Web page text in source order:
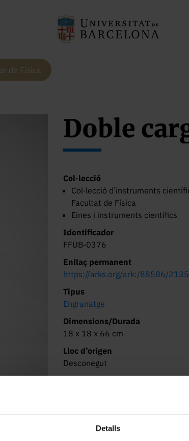
Detalls
de Física
Doble
Col·lecció
Col·lecció d’instruments
Facultat de Física
Eines i instruments científics
Identificador
FFUB-0376
Enllaç permanent
https://arks.org/ark:/88586/
Tipus
Engranatge
Dimensions/Durada
18 x 18 x 66 cm
Lloc d’origen
Desconegut
Descripció general